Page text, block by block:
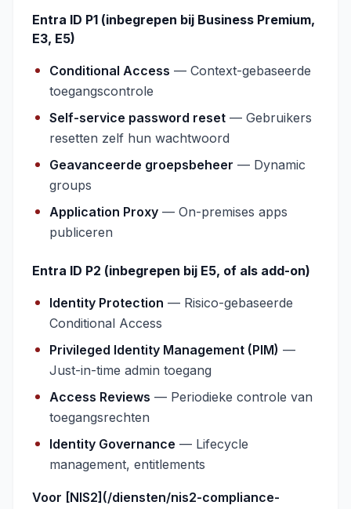
Entra ID P1 (inbegrepen bij Business Premium,
E3, E5)
Conditional Access — Context-gebaseerde
toegangscontrole
Self-service password reset — Gebruikers
resetten zelf hun wachtwoord
Geavanceerde groepsbeheer — Dynamic
groups
Application Proxy — On-premises apps
publiceren
Entra ID P2 (inbegrepen bij E5, of als add-on)
Identity Protection — Risico-gebaseerde
Conditional Access
Privileged Identity Management (PIM) —
Just-in-time admin toegang
Access Reviews — Periodieke controle van
toegangsrechten
Identity Governance — Lifecycle
management, entitlements
Voor [NIS2](/diensten/nis2-compliance-